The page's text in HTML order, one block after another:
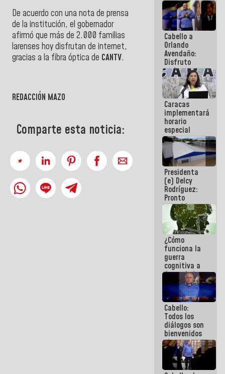
De acuerdo con una nota de prensa
de la institución, el gobernador
afirmó que más de 2.000 familias
larenses hoy disfrutan de internet,
gracias a la fibra óptica de CANTV.
REDACCIÓN MAZO
Comparte esta noticia:
Cabello a
Orlando
Avendaño:
Disfruto
cada vez
que escribes
porque lo
que haces
es
embarrarla
Caracas
implementará
horario
especial
para
adaptarse
al plan de
ahorro
energético
Presidenta
(e) Delcy
Rodríguez:
Pronto
restableceremos
las
operaciones
en el
Aeropuerto
Internacional
de
Maiquetía
¿Cómo
funciona la
guerra
cognitiva a
favor de la
narrativa
hegemónica?
(1)
Cabello:
Todos los
diálogos son
bienvenidos
siempre que
estén en el
marco de la
Constitución